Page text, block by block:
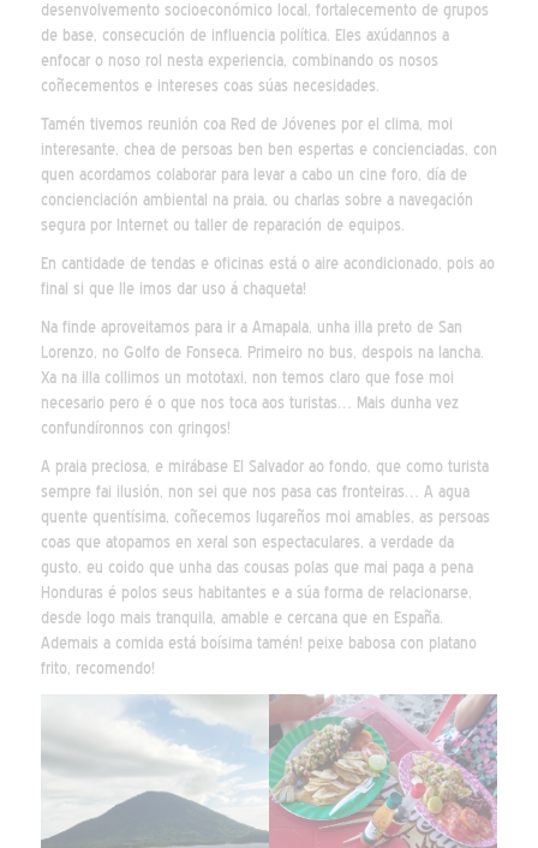
desenvolvemento socioeconómico local, fortalecemento de grupos
de base, consecución de influencia política. Eles axúdannos a
enfocar o noso rol nesta experiencia, combinando os nosos
coñecementos e intereses coas súas necesidades.
Tamén tivemos reunión coa Red de Jóvenes por el clima, moi
interesante, chea de persoas ben ben espertas e concienciadas, con
quen acordamos colaborar para levar a cabo un cine foro, día de
concienciación ambiental na praia, ou charlas sobre a navegación
segura por Internet ou taller de reparación de equipos.
En cantidade de tendas e oficinas está o aire acondicionado, pois ao
final si que lle imos dar uso á chaqueta!
Na finde aproveitamos para ir a Amapala, unha illa preto de San
Lorenzo, no Golfo de Fonseca. Primeiro no bus, despois na lancha.
Xa na illa collimos un mototaxi, non temos claro que fose moi
necesario pero é o que nos toca aos turistas… Mais dunha vez
confundíronnos con gringos!
A praia preciosa, e mirábase El Salvador ao fondo, que como turista
sempre fai ilusión, non sei que nos pasa cas fronteiras… A agua
quente quentísima, coñecemos lugareños moi amables, as persoas
coas que atopamos en xeral son espectaculares, a verdade da
gusto, eu coido que unha das cousas polas que mai paga a pena
Honduras é polos seus habitantes e a súa forma de relacionarse,
desde logo mais tranquila, amable e cercana que en España.
Ademais a comida está boísima tamén! peixe babosa con platano
frito, recomendo!